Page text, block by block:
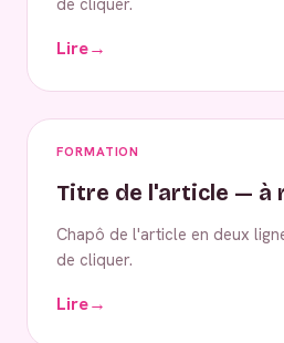
Lire→
FORMATION
Titre de l'article — à
Chapô de l'article en deux
de cliquer.
Lire→